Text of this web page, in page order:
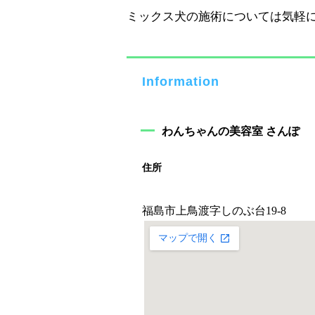
ミックス犬の施術については気軽
Information
わんちゃんの美容室 さんぽ
住所